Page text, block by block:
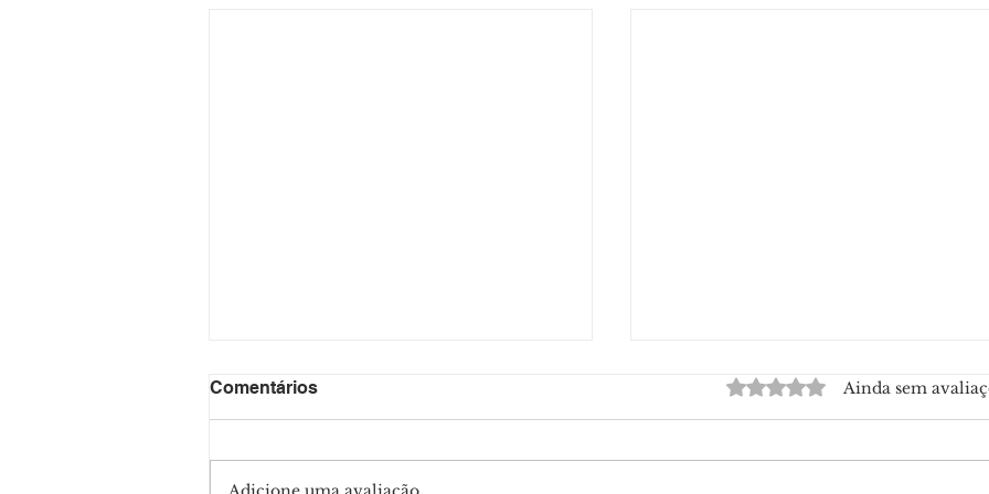
Comentários Avaliado com 0 de 5 estrelas.
Ainda sem